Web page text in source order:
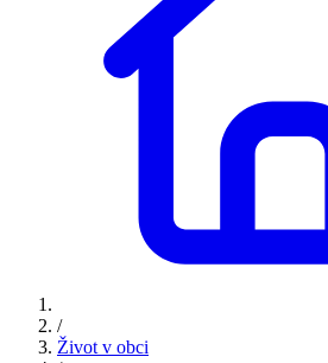
/
Život v obci